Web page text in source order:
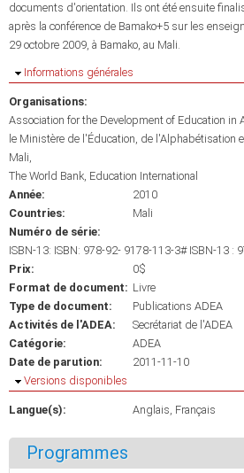
documents d'orientation. Ils ont été ensuite
après la conférence de Bamako+5 sur les
29 octobre 2009, à Bamako, au Mali.
Masquer
Informations générales
Organisations:
Association for the Development of Education in
le Ministère de l'Éducation, de l'Alphabétisation
Mali
The World Bank Education International
Année:
2010
Countries:
Mali
Numéro de série:
ISBN-13: ISBN: 978-92- 9178-113-3# ISBN-13 :
Prix:
0$
Format de document: Livre
Type de document:
Publications ADEA
Activités de l'ADEA:
Secrétariat de l'ADEA
Catégorie:
ADEA
Date de parution:
2011-11-10
Masquer
Versions disponibles
Langue(s): Anglais Français
Programmes